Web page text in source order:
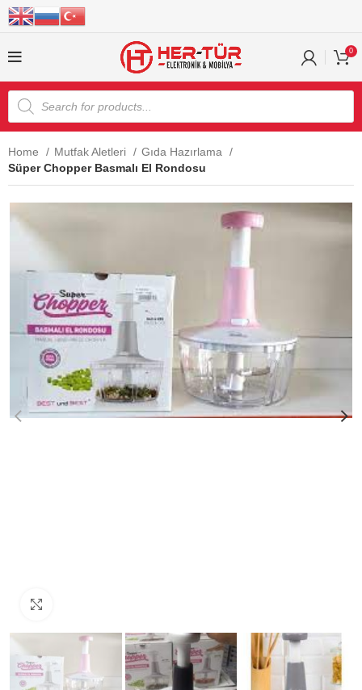
0
Home Mutfak Aletleri
Gıda Hazırlama
Süper Chopper Basmalı El Rondosu